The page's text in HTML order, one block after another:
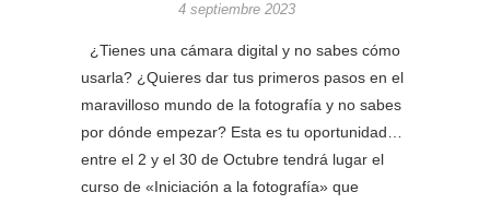
4 septiembre 2023
¿Tienes una cámara digital y no sabes cómo
usarla? ¿Quieres dar tus primeros pasos en el
maravilloso mundo de la fotografía y no sabes
por dónde empezar? Esta es tu oportunidad…
entre el 2 y el 30 de Octubre tendrá lugar el
curso de «Iniciación a la fotografía» que